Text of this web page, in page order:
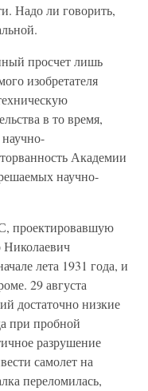
Надо ли говорить,
просчет лишь
изобретателя
в то время,
Академии
научно-
проектировавшую
лета 1931 года, и
29 августа
достаточно низкие
при пробной
разрушение
самолет на
переломилась,